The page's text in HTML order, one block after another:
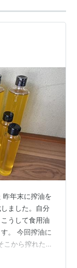
昨年末に搾油を
ました。自分
うして食用油
。 今回搾油に
から搾れた油